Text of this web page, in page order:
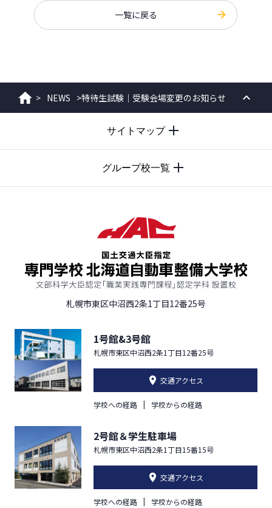
一覧に戻る
ホーム
> NEWS >特待生試験｜受験会場変更のお知らせ
PAGE
サイトマップ
グループ校一覧
札幌市東区中沼西2条1丁目12番25号
1号館&3号館
札幌市東区中沼西2条1丁目12番25号
交通アクセス
学校への経路 学校からの経路
2号館＆学生駐車場
札幌市東区中沼西2条1丁目15番15号
交通アクセス
学校への経路 学校からの経路